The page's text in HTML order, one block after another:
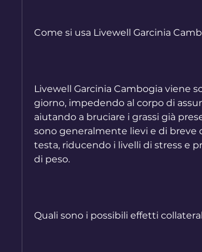
Come si usa Livewell Garcinia
Livewell Garcinia Cambogia viene
giorno, impedendo al corpo di
aiutando a bruciare i grassi già
sono generalmente lievi e di breve
testa, riducendo i livelli di stress e
di peso.
Quali sono i possibili effetti